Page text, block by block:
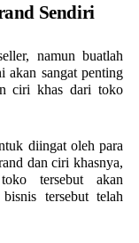
Sendiri
namun buatlah
akan sangat penting
ciri khas dari toko
diingat oleh para
dan ciri khasnya,
tersebut akan
tersebut telah